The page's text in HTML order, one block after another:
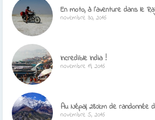
En moto, à l’aventure dans le
novembre 30, 2016
Incredible India !
novembre 19, 2016
Au Népal, 280km de randonnée
novembre 5, 2016